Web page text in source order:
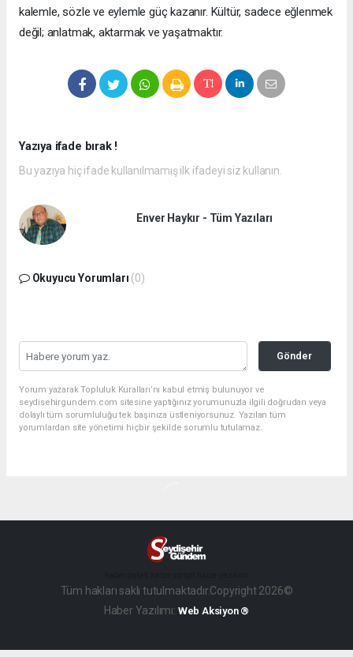
kalemle, sözle ve eylemle güç kazanır. Kültür, sadece eğlenmek
değil; anlatmak, aktarmak ve yaşatmaktır.
Yazıya ifade bırak !
Bu yazıya hiç ifade kullanılmamış ilk ifadeyi siz kullanın.
Enver Haykır - Tüm Yazıları
Okuyucu Yorumları (0)
Gönder
Yorum yazarak Topluluk Kuralları’nı kabul etmiş bulunuyor ve
seydisehirgundem.com sitesine yaptığınız yorumunuzla ilgili doğrudan veya
dolaylı tüm sorumluluğu tek başınıza üstleniyorsunuz. Yazılan tüm
yorumlardan site yönetimi hiçbir şekilde sorumlu tutulamaz.
Tüm hakları saklı tutulmaktadır.Copyright 2026©
Haber Yazılımı: Web Aksiyon ®